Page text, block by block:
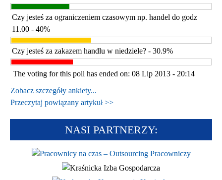
Czy jesteś za ograniczeniem czasowym np. handel do godz
11.00 - 40%
Czy jesteś za zakazem handlu w niedziele? - 30.9%
The voting for this poll has ended on: 08 Lip 2013 - 20:14
Zobacz szczegóły ankiety...
Przeczytaj powiązany artykuł >>
NASI PARTNERZY: